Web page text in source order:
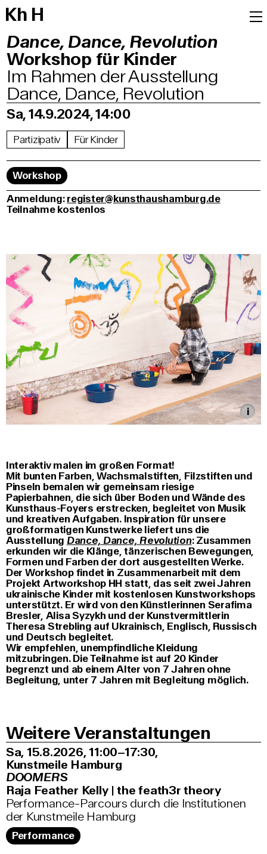
Kh H
Dance, Dance, Revolution
Workshop für Kinder
Im Rahmen der Ausstellung
Dance, Dance, Revolution
Sa, 14.9.2024, 14:00
Partizipativ Für Kinder
Workshop
Anmeldung:register@kunsthaushamburg.de
Teilnahme kostenlos
Interaktiv malen im großen Format!
Mit bunten Farben, Wachsmalstiften, Filzstiften und
Pinseln bemalen wir gemeinsam riesige
Papierbahnen, die sich über Boden und Wände des
Kunsthaus-Foyers erstrecken, begleitet von Musik
und kreativen Aufgaben. Inspiration für unsere
großformatigen Kunstwerke liefert uns die
Ausstellung Dance, Dance, Revolution: Zusammen
erkunden wir die Klänge, tänzerischen Bewegungen,
Formen und Farben der dort ausgestellten Werke.
Der Workshop findet in Zusammenarbeit mit dem
Projekt Artworkshop HH statt, das seit zwei Jahren
ukrainische Kinder mit kostenlosen Kunstworkshops
unterstützt. Er wird von den Künstlerinnen Serafima
Bresler, Alisa Syzykh und der Kunstvermittlerin
Theresa Strebling auf Ukrainisch, Englisch, Russisch
und Deutsch begleitet.
Wir empfehlen, unempfindliche Kleidung
mitzubringen. Die Teilnahme ist auf 20 Kinder
begrenzt und ab einem Alter von 7 Jahren ohne
Begleitung, unter 7 Jahren mit Begleitung möglich.
Weitere Veranstaltungen
Sa, 15.8.2026 11:00–17:30,
Kunstmeile Hamburg
DOOMERS
Raja Feather Kelly | the feath3r theory
Performance-Parcours durch die Institutionen
der Kunstmeile Hamburg
Performance